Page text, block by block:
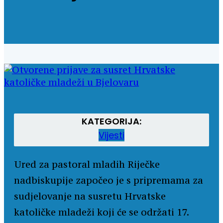
KATEGORIJA:
Vijesti
Ured za pastoral mladih Riječke
nadbiskupije započeo je s pripremama za
sudjelovanje na susretu Hrvatske
katoličke mladeži koji će se održati 17.